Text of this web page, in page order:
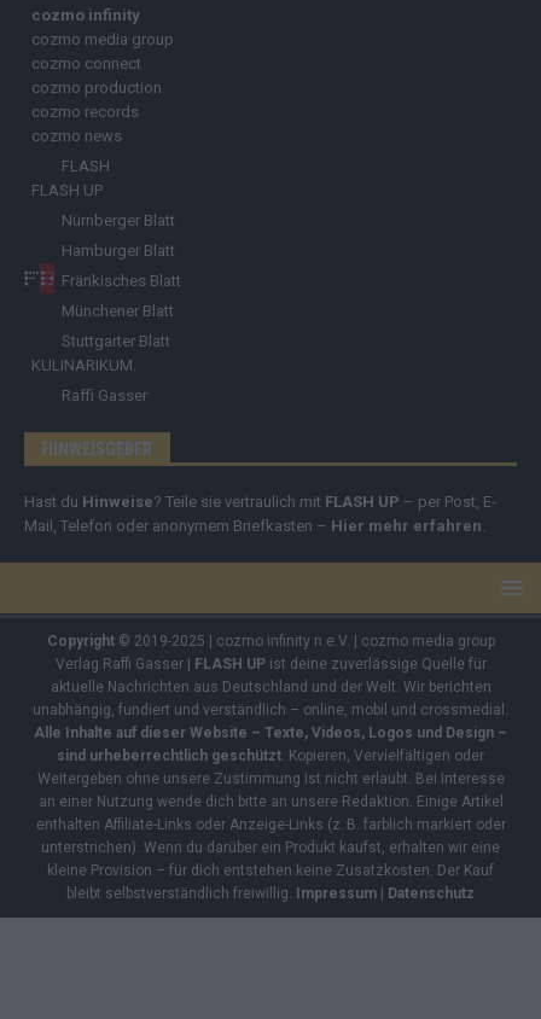
cozmo infinity
cozmo media group
cozmo connect
cozmo production
cozmo records
cozmo news
FLASH
FLASH UP
Nürnberger Blatt
Hamburger Blatt
Fränkisches Blatt
Münchener Blatt
Stuttgarter Blatt
KULINARIKUM.
Raffi Gasser
HINWEISGEBER
Hast du Hinweise? Teile sie vertraulich mit FLASH UP – per Post, E-
Mail, Telefon oder anonymem Briefkasten – Hier mehr erfahren
Copyright© 2019-2025 | cozmo infinity n.e.V. | cozmo media group
Verlag Raffi Gasser | FLASH UPist deine zuverlässige Quelle für
aktuelle Nachrichten aus Deutschland und der Welt. Wir berichten
unabhängig, fundiert und verständlich – online, mobil und crossmedial.
Alle Inhalte auf dieser Website – Texte, Videos, Logos und Design –
sind urheberrechtlich geschützt . Kopieren, Vervielfältigen oder
Weitergeben ohne unsere Zustimmung ist nicht erlaubt. Bei Interesse
an einer Nutzung wende dich bitte an unsere Redaktion. Einige Artikel
enthalten Affiliate-Links oder Anzeige-Links (z. B. farblich markiert oder
unterstrichen). Wenn du darüber ein Produkt kaufst, erhalten wir eine
kleine Provision – für dich entstehen keine Zusatzkosten. Der Kauf
bleibt selbstverständlich freiwillig. Impressum | Datenschutz